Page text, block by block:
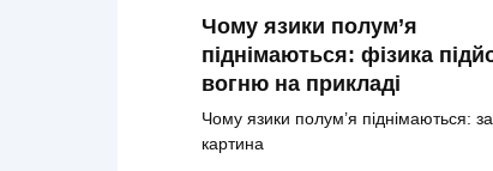
Чому язики полум’я
піднімаються: фізика
вогню на прикладі
Чому язики полум’я піднімаються:
картина